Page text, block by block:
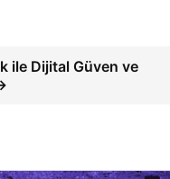
ile Dijital Güven ve